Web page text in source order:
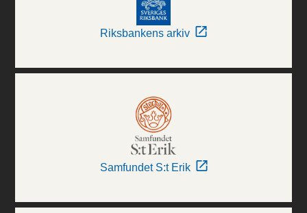
Riksbankens arkiv
Samfundet S:t Erik